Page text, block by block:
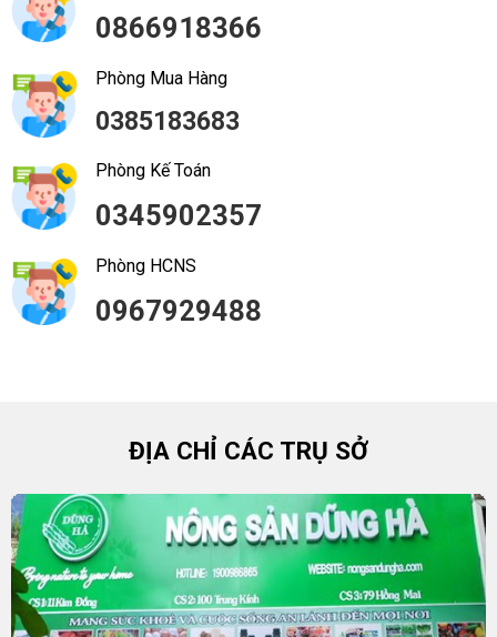
0866918366
Phòng Mua Hàng
0385183683
Phòng Kế Toán
0345902357
Phòng HCNS
0967929488
ĐỊA CHỈ CÁC TRỤ SỞ